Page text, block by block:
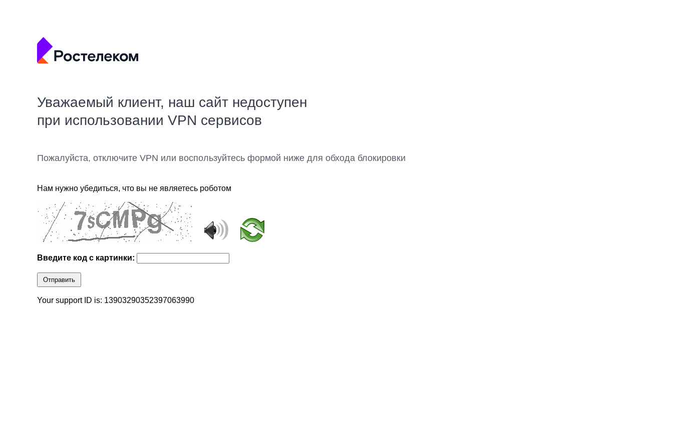
Уважаемый клиент, наш сайт недоступен
при использовании VPN сервисов
Пожалуйста, отключите VPN или воспользуйтесь формой ниже для обхода блокировки
Нам нужно убедиться, что вы не являетесь роботом
Введите код с картинки:
Отправить
Your support ID is: 13903290352397063990